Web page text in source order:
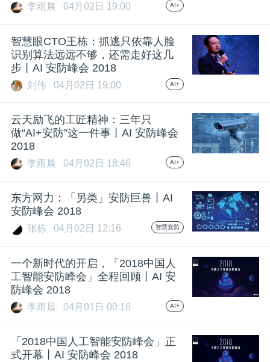
李雨晨 04月02日 19:00 AI+
智慧眼CTO王栋：抓逃只依靠人脸
识别算法远远不够，还需走好这几
步丨AI 安防峰会 2018
刘伟 04月02日 19:00 AI+
云天励飞的工匠精神：三年只
做“AI+安防”这一件事丨AI 安防峰会
2018
李雨晨 04月02日 18:46 AI+
东方网力：「另类」安防巨兽丨AI
安防峰会 2018
张栋 04月02日 12:16 智慧安防
一个新时代的开启，「2018中国人
工智能安防峰会」全程回顾丨AI 安
防峰会 2018
李雨晨 04月01日 00:16 AI+
「2018中国人工智能安防峰会」正
式开幕丨AI 安防峰会 2018